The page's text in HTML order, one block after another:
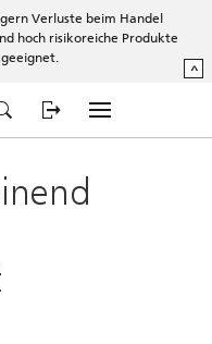
Verluste beim Handel
hoch risikoreiche Produkte
^